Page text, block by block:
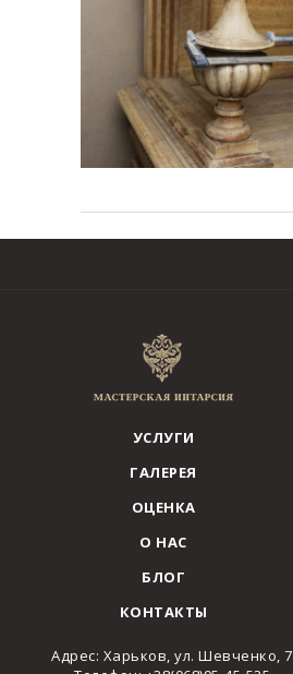
УСЛУГИ
ГАЛЕРЕЯ
ОЦЕНКА
О НАС
БЛОГ
КОНТАКТЫ
Адрес: Харьков, ул. Шевченко, 7